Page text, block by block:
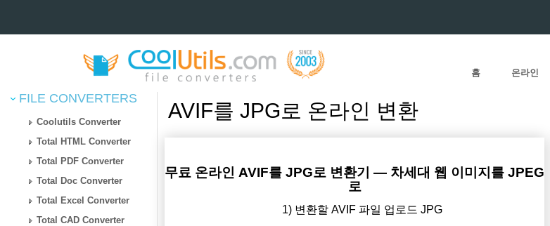
홈 온라인
FILE CONVERTERS
Coolutils Converter
Total HTML Converter
Total PDF Converter
Total Doc Converter
Total Excel Converter
Total CAD Converter
AVIF를 JPG로 온라인 변환
무료 온라인 AVIF를 JPG로 변환기 — 차세대 웹 이미지를 JPEG
로
1) 변환할 AVIF 파일 업로드 JPG